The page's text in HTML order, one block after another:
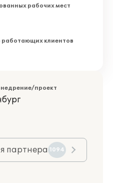
рабочих мест
работающих клиентов
проект
партнера 1094